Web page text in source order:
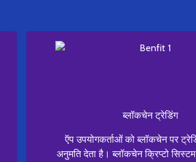
ब्लॉकचेन ट्रेडिंग
ऍप उपयोगकर्ताओं को ब्लॉकचेन पर
अनुमति देता है। ब्लॉकचेन क्रिप्टो